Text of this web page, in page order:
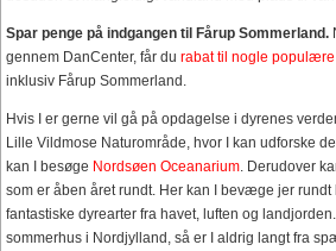
Spar penge på indgangen til Fårup Sommerland.
gennem DanCenter, får du rabat til nogle
inklusiv Fårup Sommerland.
Hvis I er gerne vil gå på opdagelse i dyrenes
Lille Vildmose Naturområde, hvor I kan udforske
kan I besøge Nordsøen Oceanarium . Derudover
som er åben året rundt. Her kan I bevæge jer
fantastiske dyrearter fra havet, luften og
sommerhus i Nordjylland, så er I aldrig langt fra